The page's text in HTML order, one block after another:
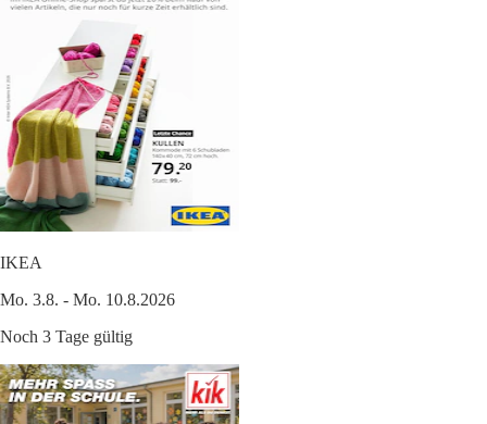
IKEA
Mo. 3.8. - Mo. 10.8.2026
Noch 3 Tage gültig